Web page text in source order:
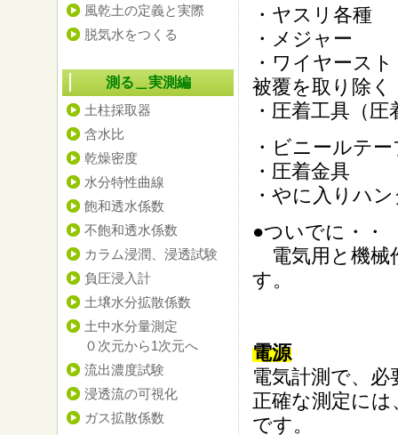
・ヤスリ各種
・メジャー
・ワイヤース
被覆を取り除く
・圧着工具（
・ビニールテ
・圧着金具
・やに入りハ
●ついでに・・
電気用と機械
す。
電源
電気計測で、
正確な測定に
です。
風乾土の定義と実際
脱気水をつくる
測る＿実測編
土柱採取器
含水比
乾燥密度
水分特性曲線
飽和透水係数
不飽和透水係数
カラム浸潤、浸透試験
負圧浸入計
土壌水分拡散係数
土中水分量測定
０次元から1次元へ
流出濃度試験
浸透流の可視化
ガス拡散係数